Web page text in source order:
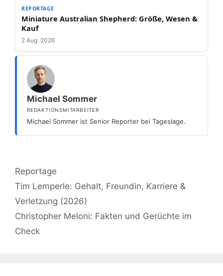
REPORTAGE
Miniature Australian Shepherd: Größe, Wesen &
Kauf
2 Aug. 2026
Michael Sommer
REDAKTIONSMITARBEITER
Michael Sommer ist Senior Reporter bei Tageslage.
Kategorien
Reportage
Tim Lemperle: Gehalt, Freundin, Karriere &
Verletzung (2026)
Christopher Meloni: Fakten und Gerüchte im
Check